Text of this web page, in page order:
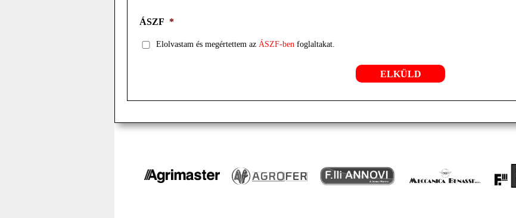
ÁSZF *
Elolvastam és megértettem az ÁSZF-ben foglaltakat.